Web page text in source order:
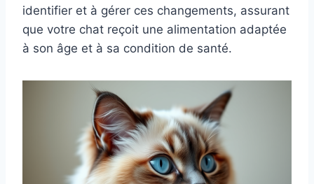
identifier et à gérer ces changements, assurant
que votre chat reçoit une alimentation adaptée
à son âge et à sa condition de santé.